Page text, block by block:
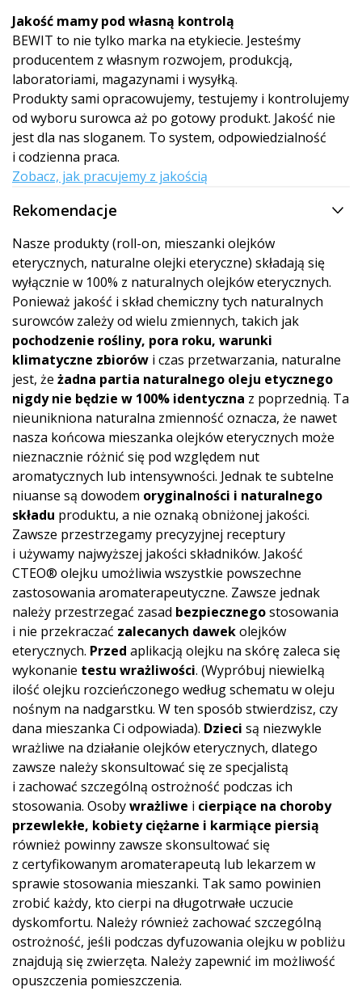
Jakość mamy pod własną kontrolą
BEWIT to nie tylko marka na etykiecie. Jesteśmy
producentem z własnym rozwojem, produkcją,
laboratoriami, magazynami i wysyłką.
Produkty sami opracowujemy, testujemy i kontrolujemy
od wyboru surowca aż po gotowy produkt. Jakość nie
jest dla nas sloganem. To system, odpowiedzialność
i codzienna praca.
Zobacz, jak pracujemy z jakością
Rekomendacje
Nasze produkty (roll-on, mieszanki olejków
eterycznych, naturalne olejki eteryczne) składają się
wyłącznie w 100% z naturalnych olejków eterycznych.
Ponieważ jakość i skład chemiczny tych naturalnych
surowców zależy od wielu zmiennych, takich jak
pochodzenie rośliny, pora roku, warunki
klimatyczne zbiorów i czas przetwarzania, naturalne
jest, że żadna partia naturalnego oleju etycznego
nigdy nie będzie w 100% identyczna z poprzednią. Ta
nieunikniona naturalna zmienność oznacza, że nawet
nasza końcowa mieszanka olejków eterycznych może
nieznacznie różnić się pod względem nut
aromatycznych lub intensywności. Jednak te subtelne
niuanse są dowodem oryginalności i naturalnego
składu produktu, a nie oznaką obniżonej jakości.
Zawsze przestrzegamy precyzyjnej receptury
i używamy najwyższej jakości składników. Jakość
CTEO® olejku umożliwia wszystkie powszechne
zastosowania aromaterapeutyczne. Zawsze jednak
należy przestrzegać zasad bezpiecznegostosowania
i nie przekraczać zalecanych dawekolejków
eterycznych. Przed aplikacją olejku na skórę zaleca się
wykonanie testu wrażliwości. (Wypróbuj niewielką
ilość olejku rozcieńczonego według schematu w oleju
nośnym na nadgarstku. W ten sposób stwierdzisz, czy
dana mieszanka Ci odpowiada). Dzieci są niezwykle
wrażliwe na działanie olejków eterycznych, dlatego
zawsze należy skonsultować się ze specjalistą
i zachować szczególną ostrożność podczas ich
stosowania. Osobywrażliwe i cierpiące na choroby
przewlekłe, kobiety ciężarne i karmiące piersią
również powinny zawsze skonsultować się
z certyfikowanym aromaterapeutą lub lekarzem w
sprawie stosowania mieszanki. Tak samo powinien
zrobić każdy, kto cierpi na długotrwałe uczucie
dyskomfortu. Należy również zachować szczególną
ostrożność, jeśli podczas dyfuzowania olejku w pobliżu
znajdują się zwierzęta. Należy zapewnić im możliwość
opuszczenia pomieszczenia.